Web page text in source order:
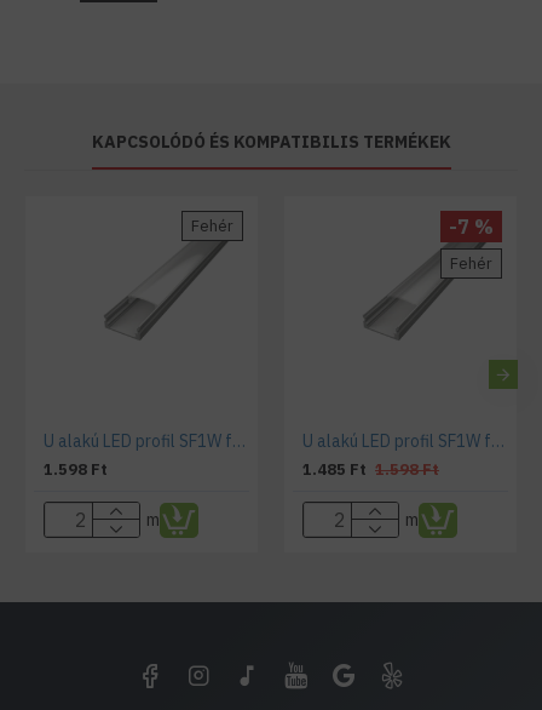
KAPCSOLÓDÓ ÉS KOMPATIBILIS TERMÉKEK
Fehér
U alakú LED profil SF1W fehér színű eloxált víztiszta fedővel
1.598 Ft
m
Fehér
-7 %
U alakú LED profil SF1W fehér színű eloxált opál fedővel
1.485 Ft 1.598 Ft
m